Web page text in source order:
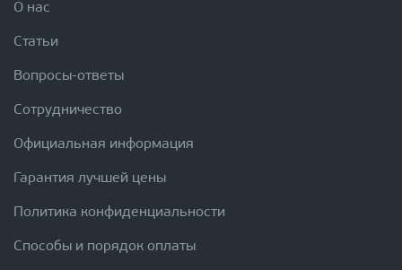
О нас
Статьи
Вопросы-ответы
Сотрудничество
Официальная информация
Гарантия лучшей цены
Политика конфиденциальности
Способы и порядок оплаты